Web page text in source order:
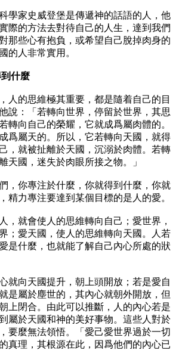
學家史威登堡是傳遞神的話語的人，他
際的方法去對待自己的人生，達到我們
那些心有抱負，或希望自己脫掉肉身的
的人非常實用。
什麼
人的思維極其重要，都是隨着自己的目
說：「若轉向世界，停留於世界，其思
轉向自己的榮耀，它就成爲屬肉體的。
爲屬天的。所以，它若轉向天國，就得
，就被扯離於天國，沉溺於肉體。若轉
天國，迷失於肉眼所接之物。」
，你專注於什麼，你就得到什麼，你就
精力專注要達到某個目標的是人的愛。
，就會使人的思維轉向自己；愛世界，
；愛天國，使人的思維轉向天國。人若
是什麼，也就能了解自己內心所處的狀
就向天國提升，朝上頭開放；若是愛自
是屬於塵世的，其內心就朝外開放，但
上閉合。由此可以推斷，人的內心若是
屬於天國和神的美好事物。這些人對於
要麼無法領悟。「愛己愛世界過於一切
真理，其根源在此，因爲他們的內心已